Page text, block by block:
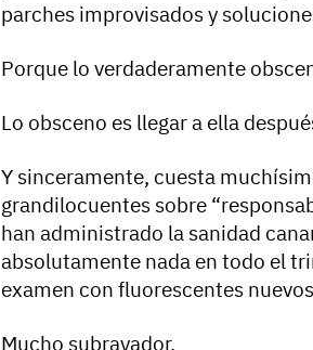
parches improvisados y
Porque lo verdaderamente
Lo obsceno es llegar a ella
Y sinceramente, cuesta
grandilocuentes sobre
han administrado la sanidad
absolutamente nada en todo el
examen con fluorescentes
Mucho subrayador.